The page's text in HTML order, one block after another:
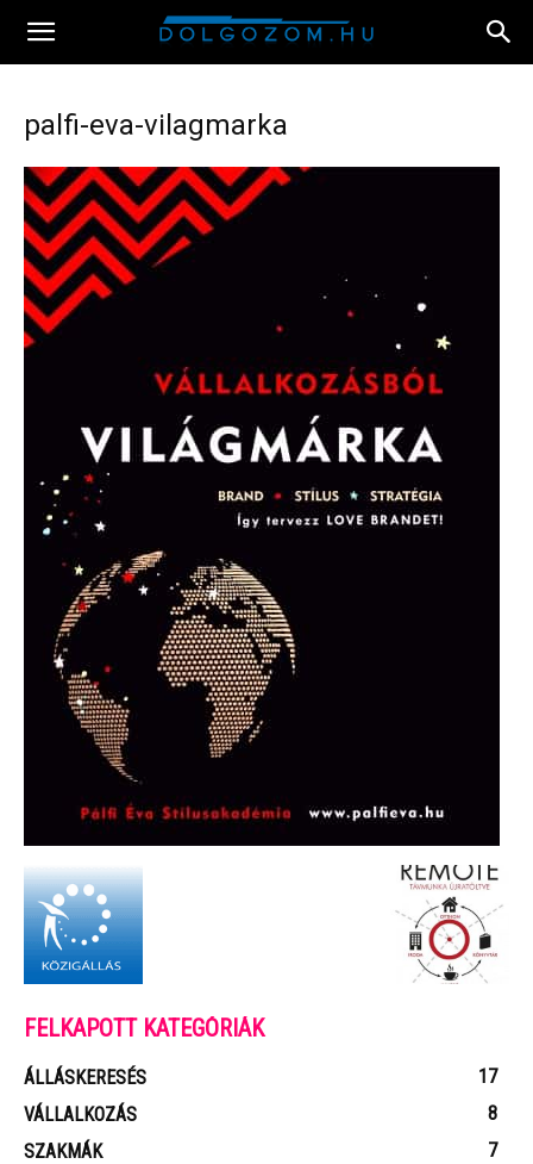
palfi-eva-vilagmarka
FELKAPOTT KATEGÓRIÁK
ÁLLÁSKERESÉS
17
VÁLLALKOZÁS
8
SZAKMÁK
7